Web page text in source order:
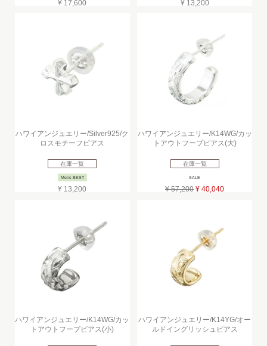
¥ 17,600 ¥ 13,200
ハワイアンジュエリー/Silver925/ク
ロスモチーフピアス
在庫一覧
Mens BEST
¥ 13,200
ハワイアンジュエリー/K14WG/カッ
トアウトフープピアス(大)
在庫一覧
SALE
¥ 57,200 ¥ 40,040
ハワイアンジュエリー/K14WG/カッ
トアウトフープピアス(小)
ハワイアンジュエリー/K14YG/オー
ルドイングリッシュピアス